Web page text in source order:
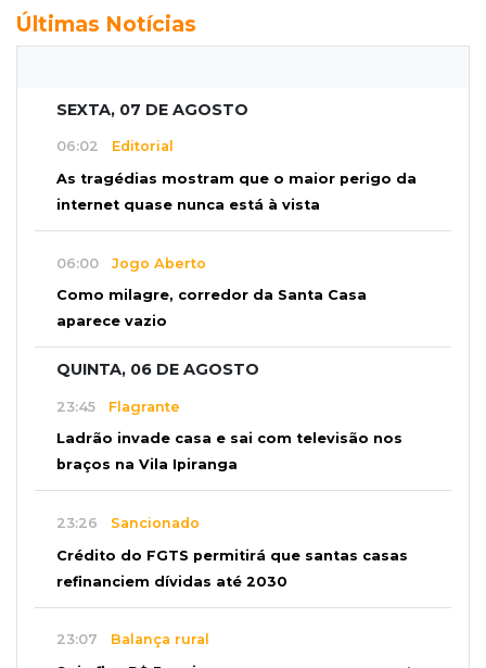
Últimas Notícias
SEXTA, 07 DE AGOSTO
06:02 Editorial
As tragédias mostram que o maior perigo da
internet quase nunca está à vista
06:00 Jogo Aberto
Como milagre, corredor da Santa Casa
aparece vazio
QUINTA, 06 DE AGOSTO
23:45 Flagrante
Ladrão invade casa e sai com televisão nos
braços na Vila Ipiranga
23:26 Sancionado
Crédito do FGTS permitirá que santas casas
refinanciem dívidas até 2030
23:07 Balança rural